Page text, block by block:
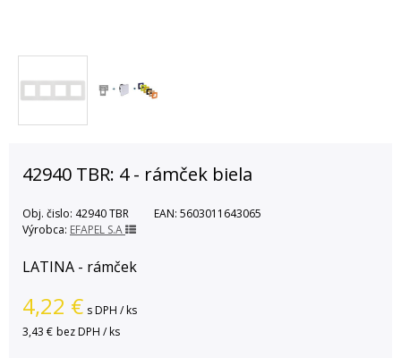
42940 TBR: 4 - rámček biela
Obj. čislo: 42940 TBR EAN: 5603011643065
Výrobca: EFAPEL S.A
LATINA - rámček
4,22 € s DPH / ks
3,43 € bez DPH / ks